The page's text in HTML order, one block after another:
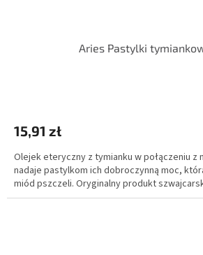
Aries Pastylki
15,91 zł
Olejek eteryczny z tymianku w połączeniu z
nadaje pastylkom ich dobroczynną moc,
miód pszczeli. Oryginalny produkt